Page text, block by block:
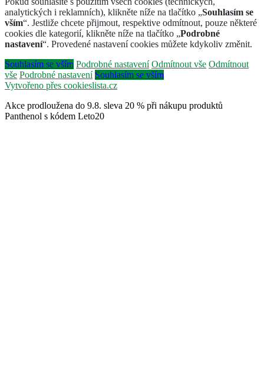
analytických i reklamních), klikněte níže na tlačítko „Souhlasím se
vším“. Jestliže chcete přijmout, respektive odmítnout, pouze některé
cookies dle kategorií, klikněte níže na tlačítko „Podrobné
nastavení“. Provedené nastavení cookies můžete kdykoliv změnit.
Souhlasím se vším Podrobné nastavení Odmítnout vše Odmítnout
vše Podrobné nastavení Souhlasím se vším
Vytvořeno přes cookieslista.cz
Akce prodloužena do 9.8. sleva 20 % při nákupu produktů
Panthenol s kódem Leto20